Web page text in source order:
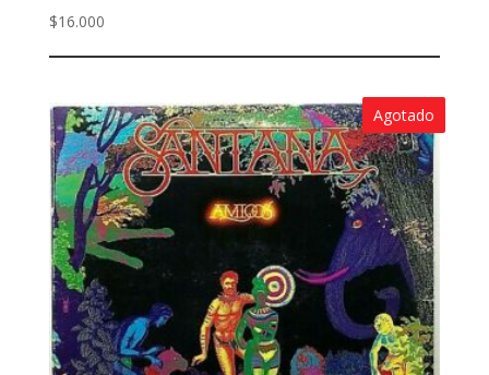
$16.000
Agotado